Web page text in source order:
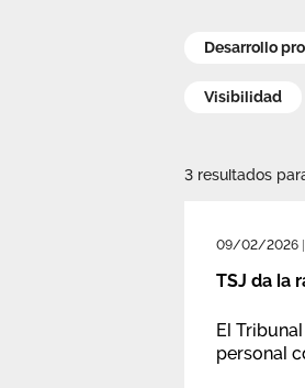
Desarrollo
Visibilidad
3 resultados
09/02/2026
TSJ da la
El
personal